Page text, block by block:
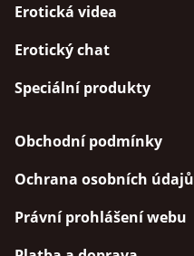
Erotická videa
Erotický chat
Speciální produkty
Obchodní podmínky
Ochrana osobních údajů
Právní prohlášení webu